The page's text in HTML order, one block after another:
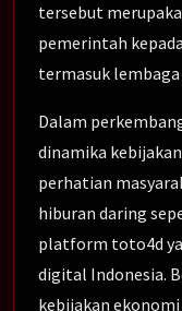
tersebut
pemerintah
termasuk
Dalam
dinamika
perhatian
hiburan daring
platform toto4d
digital Indonesia.
kebijakan